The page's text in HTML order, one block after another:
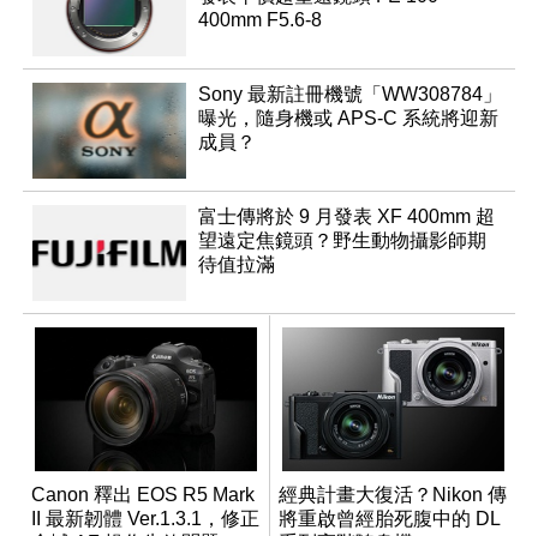
400mm F5.6-8
Sony 最新註冊機號「WW308784」
曝光，隨身機或 APS-C 系統將迎新
成員？
富士傳將於 9 月發表 XF 400mm 超
望遠定焦鏡頭？野生動物攝影師期
待值拉滿
Canon 釋出 EOS R5 Mark
II 最新韌體 Ver.1.3.1，修正
經典計畫大復活？Nikon 傳
將重啟曾經胎死腹中的 DL